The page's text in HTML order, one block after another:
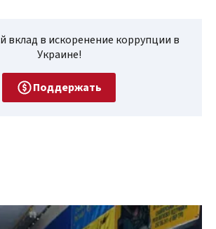
вклад в искоренение коррупции в
Украине!
Поддержать